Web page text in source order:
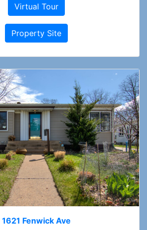
Virtual Tour
Property Site
1621 Fenwick Ave